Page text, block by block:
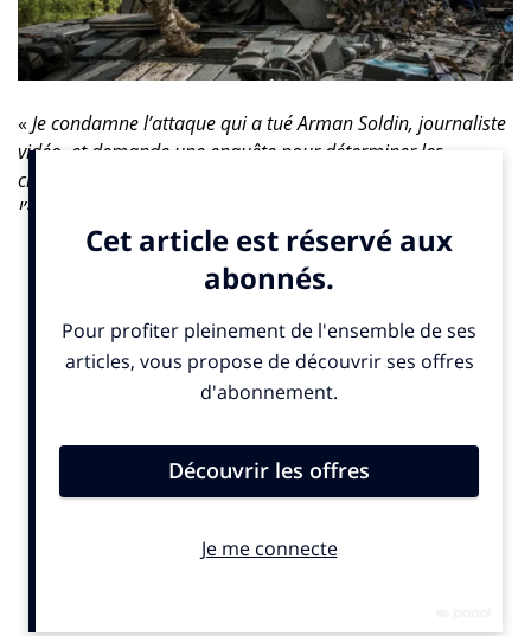
« Je condamne l’attaque qui a tué Arman Soldin, journaliste
vidéo, et demande une enquête pour déterminer les
circonstances de sa mort
J’appelle à nouveau à ce que le droit international
humanitaire soit respecté, notamment la Résolution 2222
de 2015 du Conseil de sécurité des Nations Unies sur la
protection des journalistes, des professionnels des médias
et des membres du personnel associé en période de conflit